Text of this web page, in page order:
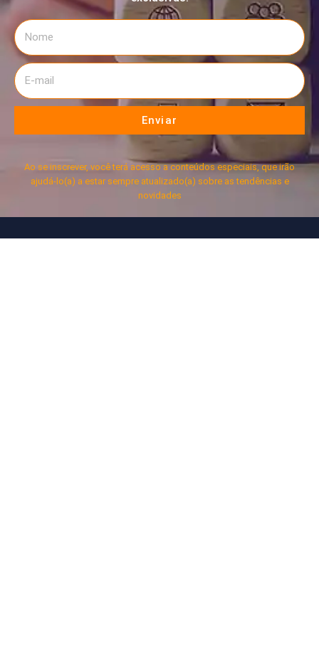
Enviar
Ao se inscrever, você terá acesso a conteúdos especiais, que irão
ajudá-lo(a) a estar sempre atualizado(a) sobre as tendências e
novidades